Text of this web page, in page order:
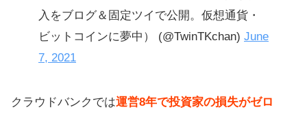
入をブログ＆固定ツイで公開。仮想通貨・
ビットコインに夢中） (@TwinTKchan) June
7, 2021
クラウドバンクでは運営8年で投資家の損失がゼロ